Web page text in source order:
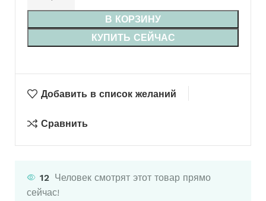
В КОРЗИНУ
КУПИТЬ СЕЙЧАС
Добавить в список желаний
Сравнить
12 Человек смотрят этот товар прямо
сейчас!